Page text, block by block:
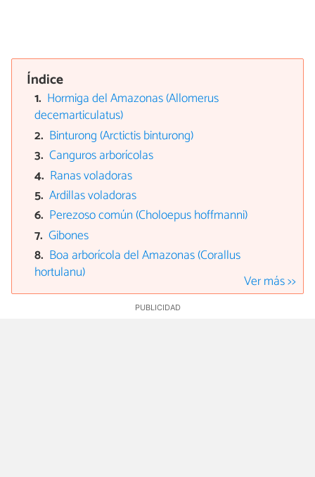
Índice
Hormiga del Amazonas (Allomerus
decemarticulatus)
Binturong (Arctictis binturong)
Canguros arborícolas
Ranas voladoras
Ardillas voladoras
Perezoso común (Choloepus hoffmanni)
Gibones
Boa arborícola del Amazonas (Corallus
hortulanu)
Ver más >>